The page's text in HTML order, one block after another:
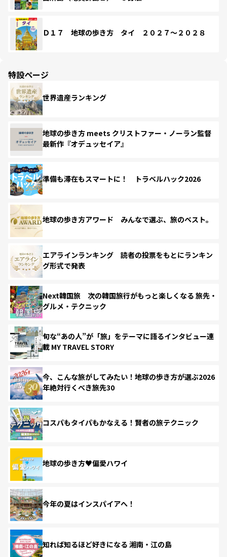
Ｄ１７ 地球の歩き方 タイ ２０２７～２０２８
特設ページ
世界遺産ランキング
地球の歩き方 meets クリストファー・ノーラン監督
最新作『オデュッセイア』
準備も滞在もスマートに！ トラベルハック2026
地球の歩き方アワード みんなで選ぶ、旅のベスト。
エアラインランキング 読者の投票をもとにランキン
グ形式で発表
Next韓国旅 次の韓国旅行がもっと楽しくなる 旅先・
グルメ・テクニック
旬な“あの人”が「旅」をテーマに語るインタビュー連
載 MY TRAVEL STORY
今、こんな旅がしてみたい！地球の歩き方が選ぶ2026
年絶対行くべき旅先30
コスパもタイパもかなえる！賢者の旅テクニック
地球の歩き方♥偏愛ハワイ
今年の夏はインスパイアへ！
知れば知るほど好きになる 湘南・江の島